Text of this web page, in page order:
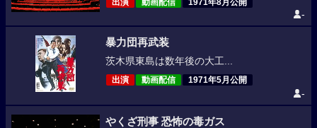
出演 動画配信 1971年8月公開
-
暴力団再武装
茨木県東島は数年後の大工...
出演 動画配信 1971年5月公開
-
やくざ刑事 恐怖の毒ガス